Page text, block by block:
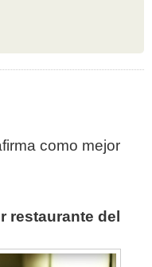
como mejor
restaurante del